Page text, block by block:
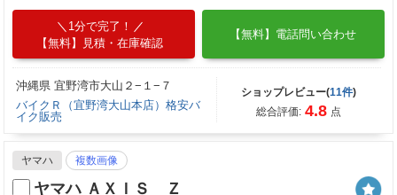
1分で完了！
【無料】見積・在庫確認
【無料】電話問い合わせ
沖縄県 宜野湾市大山２−１−７
バイクＲ（宜野湾大山本店）格安バ
イク販売
ショップレビュー(11件)
総合評価: 4.8 点
ヤマハ 複数画像
ヤマハ ＡＸＩＳ Ｚ